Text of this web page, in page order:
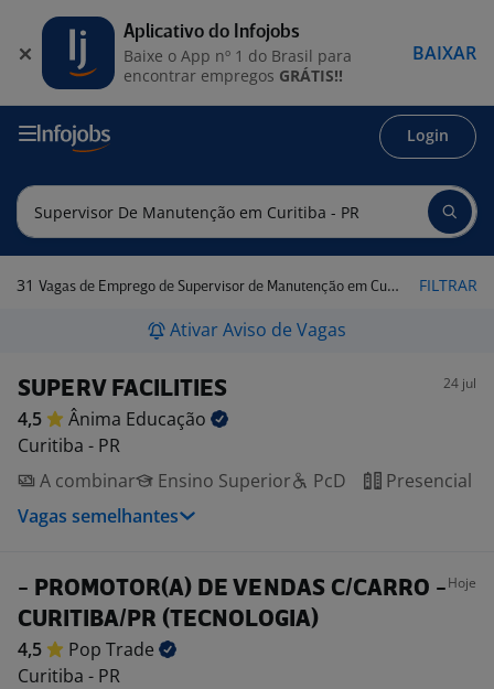
Login
31 Vagas de Emprego de Supervisor de Manutenção em Curitiba - PR FILTRAR
Ativar Aviso de Vagas
SUPERV FACILITIES 24 jul
4,5 Ânima Educação
Curitiba - PR
A combinar
Ensino Superior PcD
Presencial
Vagas semelhantes
- PROMOTOR(A) DE VENDAS C/CARRO -
CURITIBA/PR (TECNOLOGIA)
Hoje
4,5 Pop Trade
Curitiba - PR
Aplicativo do Infojobs
Baixe o App nº 1 do Brasil para
encontrar empregos GRÁTIS!!
BAIXAR